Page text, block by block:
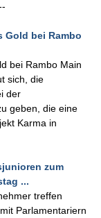
Gold bei Rambo
bei Rambo Main
sich, die
der
geben, die eine
Karma in
zum
...
treffen
Parlamentariern